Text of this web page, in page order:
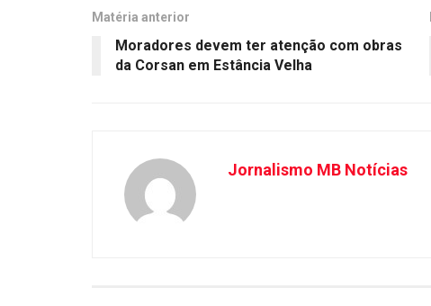
Matéria anterior
Moradores devem ter atenção com obras
da Corsan em Estância Velha
Jornalismo MB Notícias